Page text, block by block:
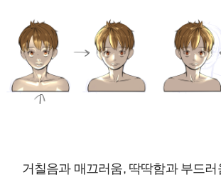
거칠음과 매끄러움, 딱딱함과 부드